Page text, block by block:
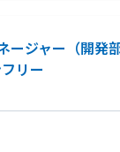
ト化を最初から狙って
である業界データを独
ーザーが求めるサービ
です。
裁量を持って働くこと
し、多様な関係者と連
ージャー（開発
リー